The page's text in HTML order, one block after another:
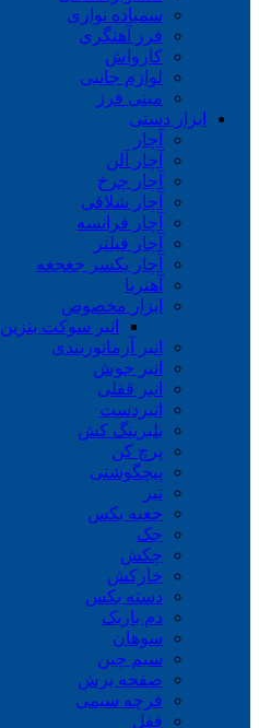
سمباده نواری
فرز آهنگری
کارواش
لوازم جانبی
مینی فرز
ابزار دستی
آچار
آچار آلن
آچار چرخ
آچار شلاقی
آچار فرانسه
آچار فیلتر
آچار یکسر جغجغه
آهنربا
ابزار مخصوص
انبر سوکت بنزین
انبر آرماتوربندی
انبر جوش
انبر قفلی
انبردست
بلبرینگ کش
پرچ کن
پیچگوشتی
تبر
جعبه بکس
جک
چکش
خارکش
دسته بکس
دم باریک
سوهان
سیم چین
صفحه برش
فرچه سیمی
ففل